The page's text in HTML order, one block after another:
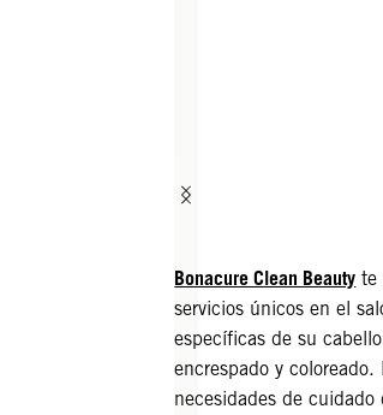
Bonacure Clean Beauty te
servicios únicos en el
específicas de su
encrespado y
necesidades de